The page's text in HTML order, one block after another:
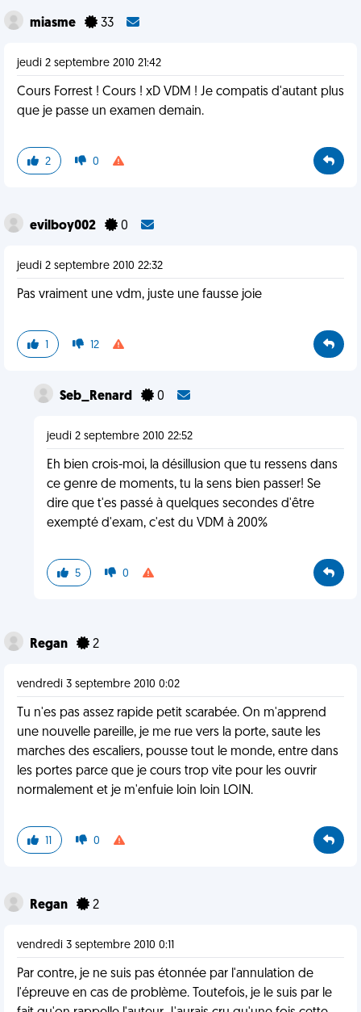
miasme 33
jeudi 2 septembre 2010 21:42
Cours Forrest ! Cours ! xD VDM ! Je compatis d'autant plus
que je passe un examen demain.
2 0
evilboy002 0
jeudi 2 septembre 2010 22:32
Pas vraiment une vdm, juste une fausse joie
1 12
Seb_Renard 0
jeudi 2 septembre 2010 22:52
Eh bien crois-moi, la désillusion que tu ressens dans
ce genre de moments, tu la sens bien passer! Se
dire que t'es passé à quelques secondes d'être
exempté d'exam, c'est du VDM à 200%
5 0
Regan 2
vendredi 3 septembre 2010 0:02
Tu n'es pas assez rapide petit scarabée. On m'apprend
une nouvelle pareille, je me rue vers la porte, saute les
marches des escaliers, pousse tout le monde, entre dans
les portes parce que je cours trop vite pour les ouvrir
normalement et je m'enfuie loin loin LOIN.
11 0
Regan 2
vendredi 3 septembre 2010 0:11
Par contre, je ne suis pas étonnée par l'annulation de
l'épreuve en cas de problème. Toutefois, je le suis par le